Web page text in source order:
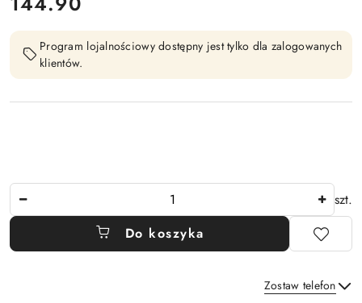
Program lojalnościowy dostępny jest tylko dla zalogowanych
klientów.
szt.
Do koszyka
Zostaw telefon